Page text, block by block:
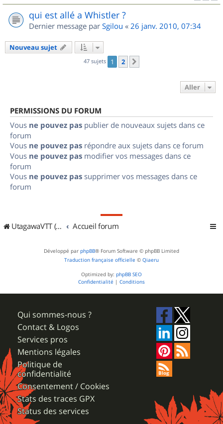
qui est allé a Whistler ?
Dernier message par Sgilou « 26 janv. 2010, 07:34
Nouveau sujet
47 sujets 1 2
Aller
PERMISSIONS DU FORUM
Vous ne pouvez pas publier de nouveaux sujets dans ce
forum
Vous ne pouvez pas répondre aux sujets dans ce forum
Vous ne pouvez pas modifier vos messages dans ce
forum
Vous ne pouvez pas supprimer vos messages dans ce
forum
UtagawaVTT (Randos VTT et VTTAE avec traces GPS) Accueil forum
Développé par phpBB® Forum Software © phpBB Limited
Traduction française officielle © Qiaeru
Optimized by: phpBB SEO
Confidentialité | Conditions
Qui sommes-nous ?
Contact & Logos
Services pros
Mentions légales
Politique de
confidentialité
Consentement / Cookies
Stats des traces GPX
Status des services